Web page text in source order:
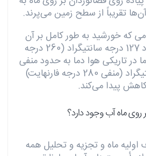
تقریباً از سطح زمین می‌پرند.
که خورشید به طور کامل بر آن
می‌تابد در حدود 127 درجه سانتیگراد (260 درجه
در تاریکی هوا دما به حدود منفی
173 درجه سانتیگراد (منفی 280 درجه فارنهایت)
پیدا می‌کند.
روی ماه آب وجود دارد؟
ماه و تجزیه و تحلیل همه